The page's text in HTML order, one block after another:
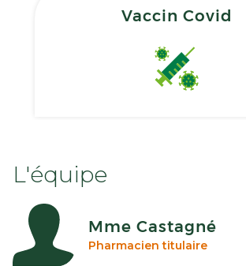
Vaccin Covid
L'équipe
Mme Castagné
Pharmacien titulaire